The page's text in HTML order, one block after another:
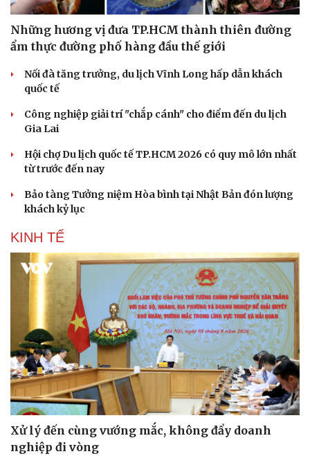
Cải chính
Những hương vị đưa TP.HCM thành thiên đường
ẩm thực đường phố hàng đầu thế giới
Nối đà tăng trưởng, du lịch Vĩnh Long hấp dẫn khách
quốc tế
Công nghiệp giải trí "chắp cánh" cho điểm đến du lịch
Gia Lai
Hội chợ Du lịch quốc tế TP.HCM 2026 có quy mô lớn nhất
từ trước đến nay
Bảo tàng Tưởng niệm Hòa bình tại Nhật Bản đón lượng
khách kỷ lục
KINH TẾ
Xử lý đến cùng vướng mắc, không đẩy doanh
nghiệp đi vòng